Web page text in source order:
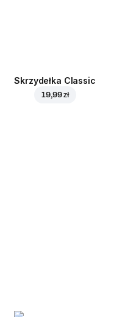
Skrzydełka Classic
19,99 zł